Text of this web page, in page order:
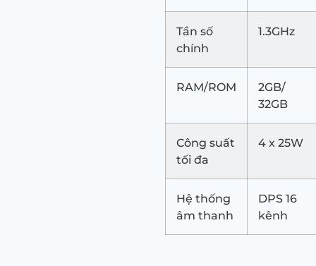
Tần số
chính
1.3GHz
RAM/ROM
2GB/
32GB
Công suất
tối đa
4 x 25W
Hệ thống
âm thanh
DPS 16
kênh